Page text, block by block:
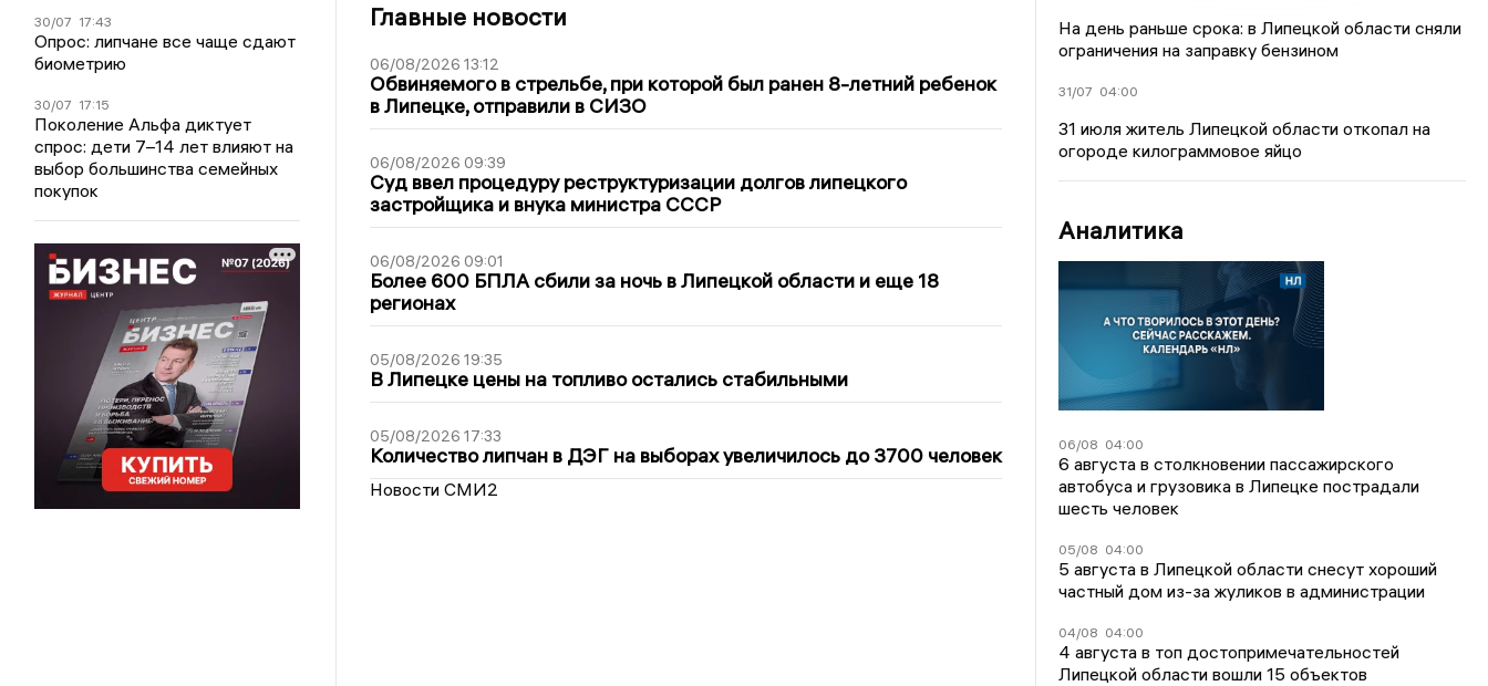
30/07 17:43
Опрос: липчане все чаще сдают
биометрию
30/07 17:15
Поколение Альфа диктует
спрос: дети 7–14 лет влияют на
выбор большинства семейных
покупок
Главные новости
06/08/2026 13:12
Обвиняемого в стрельбе, при которой был ранен 8-летний ребенок
в Липецке, отправили в СИЗО
06/08/2026 09:39
Суд ввел процедуру реструктуризации долгов липецкого
застройщика и внука министра СССР
06/08/2026 09:01
Более 600 БПЛА сбили за ночь в Липецкой области и еще 18
регионах
05/08/2026 19:35
В Липецке цены на топливо остались стабильными
05/08/2026 17:33
Количество липчан в ДЭГ на выборах увеличилось до 3700 человек
Новости СМИ2
На день раньше срока: в Липецкой области сняли
ограничения на заправку бензином
31/07 04:00
31 июля житель Липецкой области откопал на
огороде килограммовое яйцо
Аналитика
06/08 04:00
6 августа в столкновении пассажирского
автобуса и грузовика в Липецке пострадали
шесть человек
05/08 04:00
5 августа в Липецкой области снесут хороший
частный дом из-за жуликов в администрации
04/08 04:00
4 августа в топ достопримечательностей
Липецкой области вошли 15 объектов